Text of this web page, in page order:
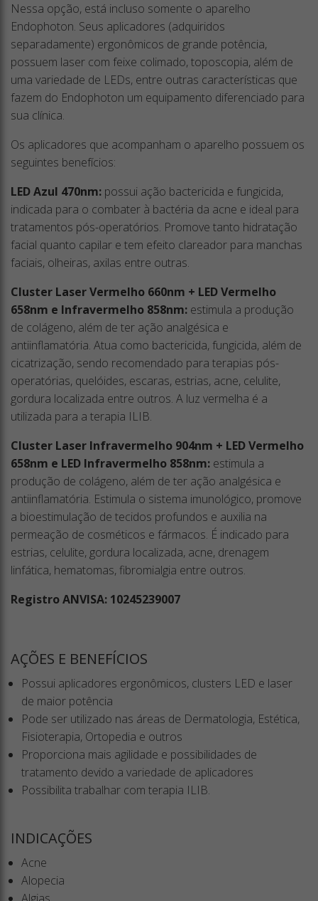
Nessa opção, está incluso somente o aparelho
Endophoton. Seus aplicadores (adquiridos
separadamente) ergonômicos de grande potência,
possuem laser com feixe colimado, toposcopia, além de
uma variedade de LEDs, entre outras características que
fazem do Endophoton um equipamento diferenciado para
sua clínica.
Os aplicadores que acompanham o aparelho possuem os
seguintes benefícios:
LED Azul 470nm: possui ação bactericida e fungicida,
indicada para o combater à bactéria da acne e ideal para
tratamentos pós-operatórios. Promove tanto hidratação
facial quanto capilar e tem efeito clareador para manchas
faciais, olheiras, axilas entre outras.
Cluster Laser Vermelho 660nm + LED Vermelho
658nm e Infravermelho 858nm: estimula a produção
de colágeno, além de ter ação analgésica e
antiinflamatória. Atua como bactericida, fungicida, além de
cicatrização, sendo recomendado para terapias pós-
operatórias, quelóides, escaras, estrias, acne, celulite,
gordura localizada entre outros. A luz vermelha é a
utilizada para a terapia ILIB.
Cluster Laser Infravermelho 904nm + LED Vermelho
658nm e LED Infravermelho 858nm: estimula a
produção de colágeno, além de ter ação analgésica e
antiinflamatória. Estimula o sistema imunológico, promove
a bioestimulação de tecidos profundos e auxilia na
permeação de cosméticos e fármacos. É indicado para
estrias, celulite, gordura localizada, acne, drenagem
linfática, hematomas, fibromialgia entre outros.
Registro ANVISA: 10245239007
AÇÕES E BENEFÍCIOS
Possui aplicadores ergonômicos, clusters LED e laser
de maior potência
Pode ser utilizado nas áreas de Dermatologia, Estética,
Fisioterapia, Ortopedia e outros
Proporciona mais agilidade e possibilidades de
tratamento devido a variedade de aplicadores
Possibilita trabalhar com terapia ILIB.
INDICAÇÕES
Acne
Alopecia